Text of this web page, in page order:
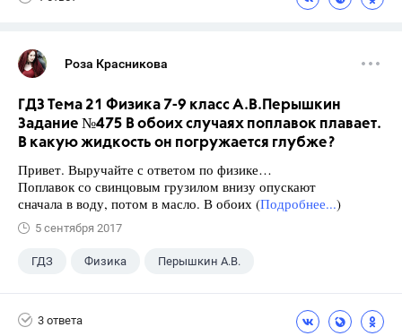
Роза Красникова
ГДЗ Тема 21 Физика 7-9 класс А.В.Перышкин
Задание №475 В обоих случаях поплавок плавает.
В какую жидкость он погружается глубже?
Привет. Выручайте с ответом по физике…
Поплавок со свинцовым грузилом внизу опускают
сначала в воду, потом в масло. В обоих (Подробнее...)
5 сентября 2017
ГДЗ Физика Перышкин А.В.
3 ответа